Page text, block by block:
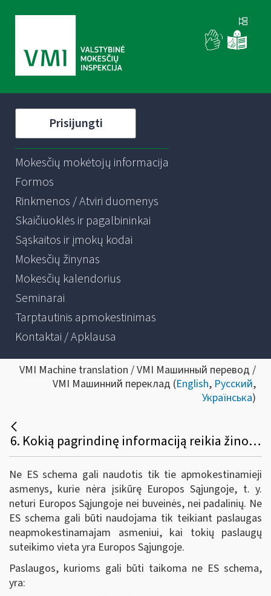
Prisijungti
Mokesčių mokėtojų informacija
Formos
Rinkmenos / Atviri duomenys
Skaičiuoklės ir pagalbininkai
Sąskaitos ir įmokų kodai
Mokesčių žinynas
Mokesčių kalendorius
Seminarai
Tarptautinis apmokestinimas
Kontaktai / Apklausa
VMI Machine translation / VMI Машинный перевод /
VMI Машинний переклад (English, Русский,
Українська)
6. Kokią pagrindinę informaciją reikia žinoti apie ne ES schemą?
Ne ES schema gali naudotis tik tie apmokestinamieji
asmenys, kurie nėra įsikūrę Europos Sąjungoje, t. y.
neturi Europos Sąjungoje nei buveinės, nei padalinių. Ne
ES schema gali būti naudojama tik teikiant paslaugas
neapmokestinamajam asmeniui, kai tokių paslaugų
suteikimo vieta yra Europos Sąjungoje.
Paslaugos, kurioms gali būti taikoma ne ES schema,
yra: